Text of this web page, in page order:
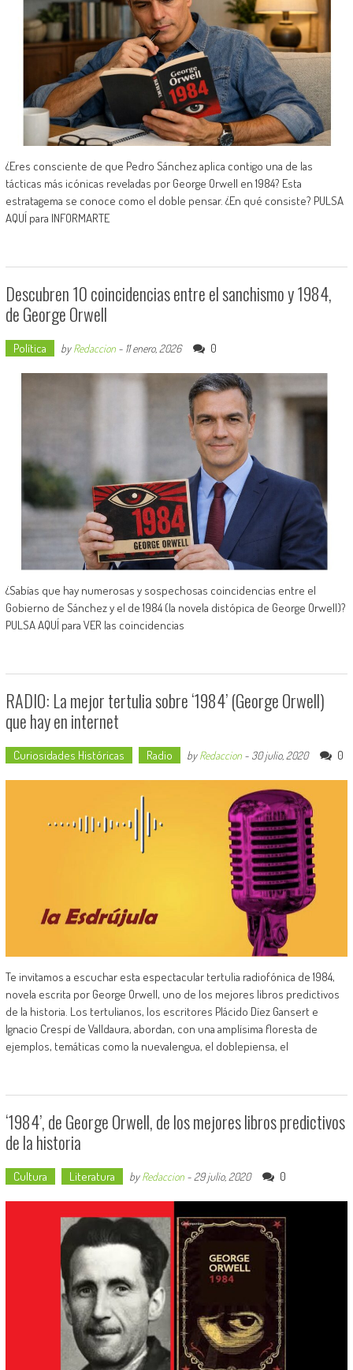
¿Eres consciente de que Pedro Sánchez aplica contigo una de las
tácticas más icónicas reveladas por George Orwell en 1984? Esta
estratagema se conoce como el doble pensar. ¿En qué consiste? PULSA
AQUÍ para INFORMARTE
Descubren 10 coincidencias entre el sanchismo y 1984,
de George Orwell
Política byRedaccion- 11 enero, 2026 0
¿Sabías que hay numerosas y sospechosas coincidencias entre el
Gobierno de Sánchez y el de 1984 (la novela distópica de George Orwell)?
PULSA AQUÍ para VER las coincidencias
RADIO: La mejor tertulia sobre ‘1984’ (George Orwell)
que hay en internet
Curiosidades Históricas Radio byRedaccion- 30 julio, 2020 0
Te invitamos a escuchar esta espectacular tertulia radiofónica de 1984,
novela escrita por George Orwell, uno de los mejores libros predictivos
de la historia. Los tertulianos, los escritores Plácido Díez Gansert e
Ignacio Crespí de Valldaura, abordan, con una amplísima floresta de
ejemplos, temáticas como la nuevalengua, el doblepiensa, el
‘1984’, de George Orwell, de los mejores libros predictivos
de la historia
Cultura Literatura byRedaccion- 29 julio, 2020 0